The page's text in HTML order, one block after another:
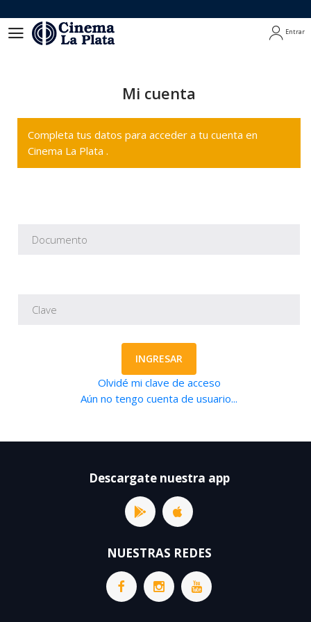
Entrar
Mi cuenta
Completa tus datos para acceder a tu cuenta en
Cinema La Plata .
INGRESAR
Olvidé mi clave de acceso
Aún no tengo cuenta de usuario...
Descargate nuestra app
NUESTRAS REDES